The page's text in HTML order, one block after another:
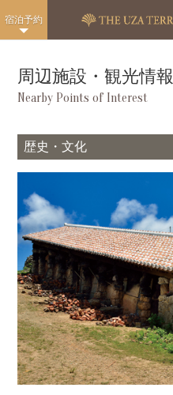
周辺施設・観光情報
Nearby Points of Interest
歴史・文化
宿泊予約